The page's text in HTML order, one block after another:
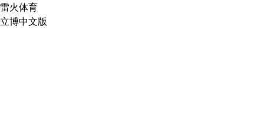
雷火体育
立博中文版